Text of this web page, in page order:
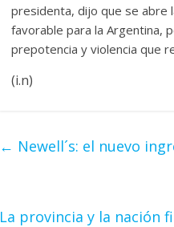
presidenta, dijo que se abre
favorable para la Argentina,
prepotencia y violencia que
(i.n)
← Newell´s: el nuevo
La provincia y la nación